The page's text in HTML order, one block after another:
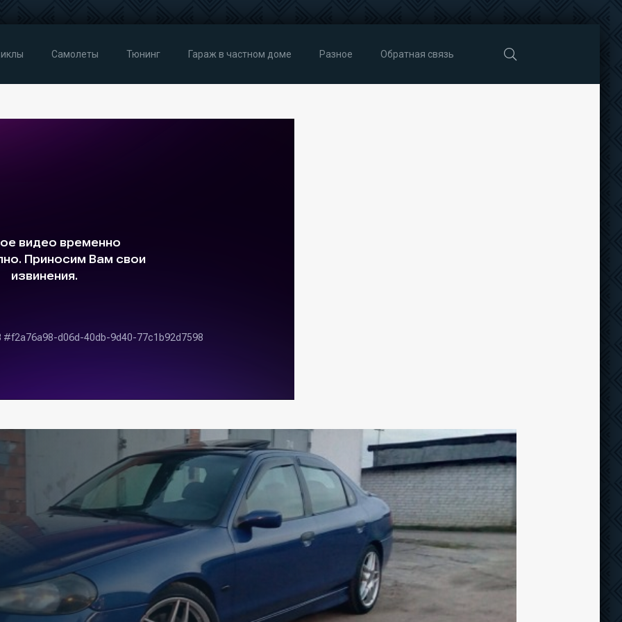
Самолеты Тюнинг Гараж в частном доме Разное Обратная связь